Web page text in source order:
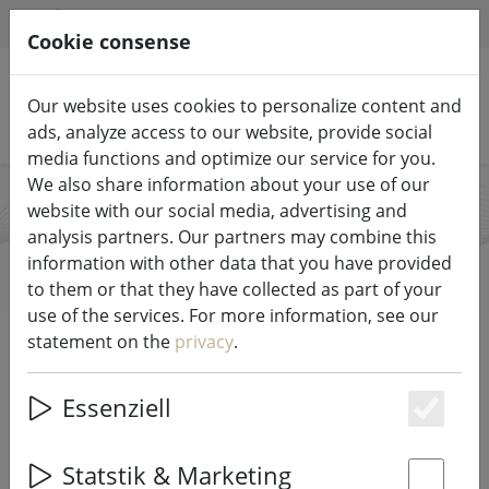
Search products
Sirius
Start Brands Sirius
DIRECTLY TO THE PRODUCTS
Als ein auf Beleuchtung spezialisiertes Designhaus
Cookie consense
Our website uses cookies to personalize content and
ads, analyze access to our website, provide social
media functions and optimize our service for you.
We also share information about your use of our
website with our social media, advertising and
analysis partners. Our partners may combine this
information with other data that you have provided
to them or that they have collected as part of your
use of the services. For more information, see our
statement on the privacy.
Essenziell
Statstik & Marketing